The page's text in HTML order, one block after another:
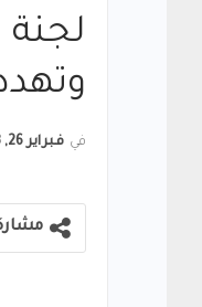
لجنة
في فبراير 26, 2018